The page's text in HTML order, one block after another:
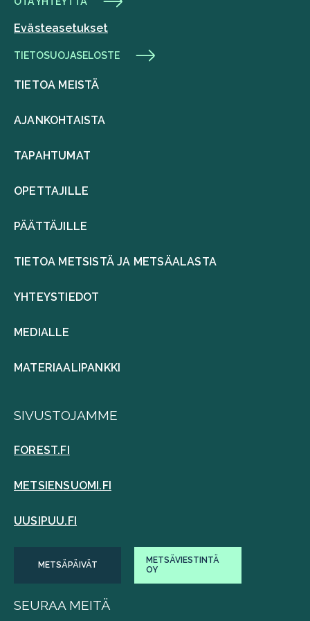
Evästeasetukset
TIETOSUOJASELOSTE
TIETOA MEISTÄ
AJANKOHTAISTA
TAPAHTUMAT
OPETTAJILLE
PÄÄTTÄJILLE
TIETOA METSISTÄ JA METSÄALASTA
YHTEYSTIEDOT
MEDIALLE
MATERIAALIPANKKI
SIVUSTOJAMME
FOREST.FI
METSIENSUOMI.FI
UUSIPUU.FI
METSÄPÄIVÄT
METSÄVIESTINTÄ
OY
SEURAA MEITÄ